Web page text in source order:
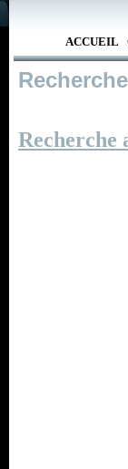
ACCUEIL
Recherche